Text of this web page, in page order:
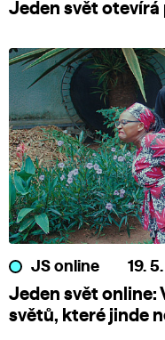
Jeden svět
JS online 19.
Jeden svět online:
světů, které jinde